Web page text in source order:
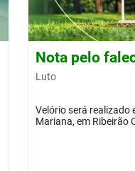
Nota pelo
Luto
Velório será realizado
Mariana, em Ribeirão